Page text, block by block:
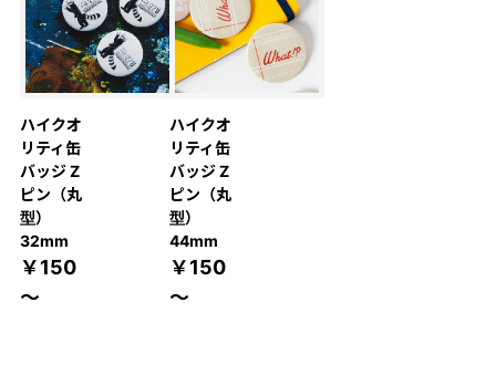
ハイクオ
リティ缶
バッジ Z
ピン（丸
型）
32mm
￥150
～
ハイクオ
リティ缶
バッジ Z
ピン（丸
型）
44mm
￥150
～